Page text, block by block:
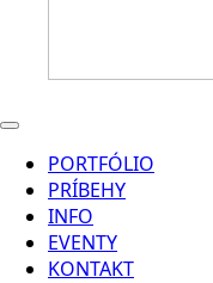
PORTFÓLIO
PRÍBEHY
INFO
EVENTY
KONTAKT